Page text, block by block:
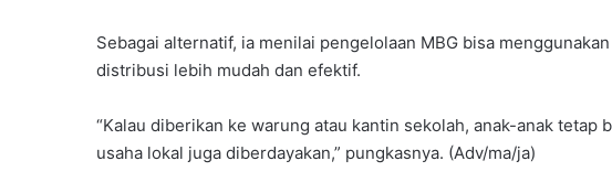
Sebagai alternatif, ia menilai pengelolaan MBG bisa
distribusi lebih mudah dan efektif.
“Kalau diberikan ke warung atau kantin sekolah, anak-anak tetap
usaha lokal juga diberdayakan,” pungkasnya. (Adv/ma/ja)